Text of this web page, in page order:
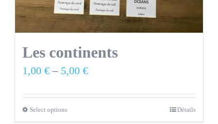
Les continents
1,00 € – 5,00 €
Select options Détails